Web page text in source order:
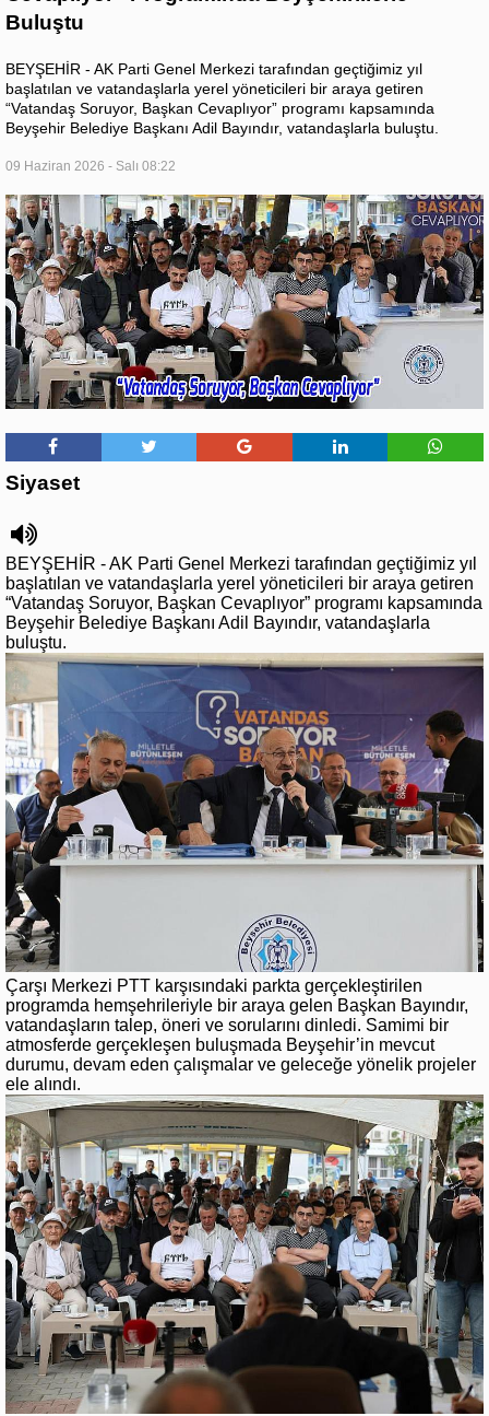
Buluştu
BEYŞEHİR - AK Parti Genel Merkezi tarafından geçtiğimiz yıl
başlatılan ve vatandaşlarla yerel yöneticileri bir araya getiren
“Vatandaş Soruyor, Başkan Cevaplıyor” programı kapsamında
Beyşehir Belediye Başkanı Adil Bayındır, vatandaşlarla buluştu.
09 Haziran 2026 - Salı 08:22
Siyaset
BEYŞEHİR - AK Parti Genel Merkezi tarafından geçtiğimiz yıl
başlatılan ve vatandaşlarla yerel yöneticileri bir araya getiren
“Vatandaş Soruyor, Başkan Cevaplıyor” programı kapsamında
Beyşehir Belediye Başkanı Adil Bayındır, vatandaşlarla
buluştu.
Çarşı Merkezi PTT karşısındaki parkta gerçekleştirilen
programda hemşehrileriyle bir araya gelen Başkan Bayındır,
vatandaşların talep, öneri ve sorularını dinledi. Samimi bir
atmosferde gerçekleşen buluşmada Beyşehir’in mevcut
durumu, devam eden çalışmalar ve geleceğe yönelik projeler
ele alındı.